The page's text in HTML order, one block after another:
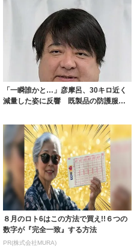
「一瞬誰かと…」彦摩呂、30キロ近く
減量した姿に反響 既製品の防護服が
８月のロト6はこの方法で買え!!６つの
数字が『完全一致』する方法
PR(株式会社MURA)